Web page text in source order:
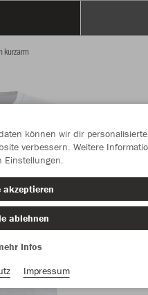
kurzarm
können wir dir personalisierte
verbessern. Weitere
Einstellungen.
akzeptieren
ablehnen
Infos
Impressum